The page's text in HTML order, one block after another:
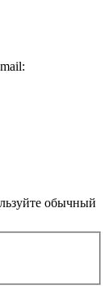
обычный